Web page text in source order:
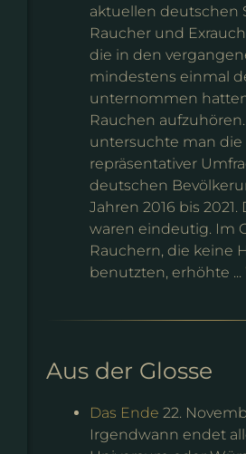
aktuellen deutschen
Raucher und
die in den
mindestens einmal
unternommen
Rauchen
untersuchte man die
repräsentativer
deutschen
Jahren 2016 bis
waren eindeutig. Im
Rauchern, die keine
benutzten, erhöhte ...
Aus der Glosse
Das Ende 22.
Irgendwann endet